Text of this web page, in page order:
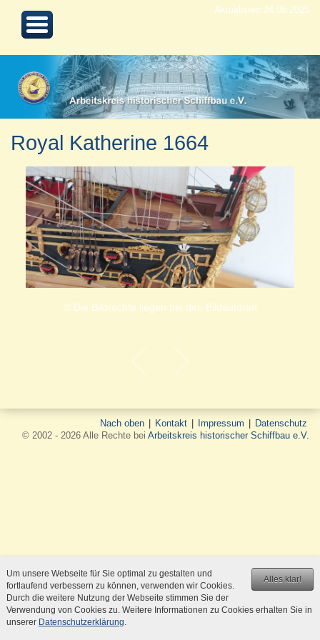
Aktualisiert 24.08.2025
Royal Katherine 1664
© Die Bildrechte liegen bei den Bildautoren
Nach oben | Kontakt | Impressum | Datenschutz
© 2002 - 2026 Alle Rechte bei Arbeitskreis historischer Schiffbau e.V.
Alles klar!
Um unsere Webseite für Sie optimal zu gestalten und
fortlaufend verbessern zu können, verwenden wir Cookies.
Durch die weitere Nutzung der Webseite stimmen Sie der
Verwendung von Cookies zu. Weitere Informationen zu Cookies erhalten Sie in
unserer Datenschutzerklärung